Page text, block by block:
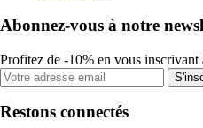
Abonnez-vous à notre
Profitez de -10% en vous inscrivant
Restons connectés